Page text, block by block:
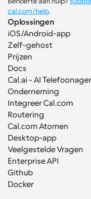
cal.com/help.
Oplossingen
iOS/Android-app
Zelf-gehost
Prijzen
Docs
Cal.ai - AI
Onderneming
Integreer Cal.com
Routering
Cal.com Atomen
Desktop-app
Veelgestelde Vragen
Enterprise API
Github
Docker